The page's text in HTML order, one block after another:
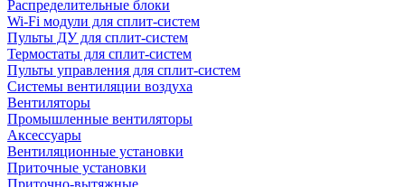
Распределительные блоки
Wi-Fi модули для сплит-систем
Пульты ДУ для сплит-систем
Термостаты для сплит-систем
Пульты управления для сплит-систем
Системы вентиляции воздуха
Вентиляторы
Промышленные вентиляторы
Аксессуары
Вентиляционные установки
Приточные установки
Приточно-вытяжные